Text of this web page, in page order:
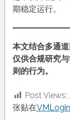
期稳定运行。
本文结合多通
仅供合规研究
则的行为。
Post Views:
张贴在